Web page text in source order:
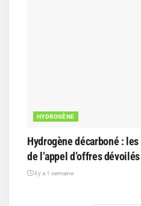
HYDROGÈNE
Hydrogène décarboné :
de l’appel d’offres dévoilés
il y a 1 semaine